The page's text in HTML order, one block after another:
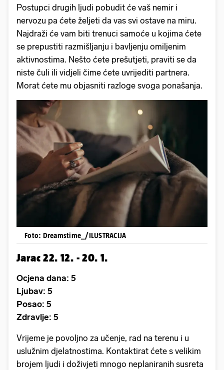
Postupci drugih ljudi pobudit će vaš nemir i
nervozu pa ćete željeti da vas svi ostave na miru.
Najdraži će vam biti trenuci samoće u kojima ćete
se prepustiti razmišljanju i bavljenju omiljenim
aktivnostima. Nešto ćete prešutjeti, praviti se da
niste čuli ili vidjeli čime ćete uvrijediti partnera.
Morat ćete mu objasniti razloge svoga ponašanja.
Foto: Dreamstime_/ILUSTRACIJA
Jarac 22. 12. - 20. 1.
Ocjena dana: 5
Ljubav: 5
Posao: 5
Zdravlje: 5
Vrijeme je povoljno za učenje, rad na terenu i u
uslužnim djelatnostima. Kontaktirat ćete s velikim
brojem ljudi i doživjeti mnogo neplaniranih susreta